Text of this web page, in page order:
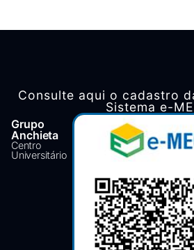
Grupo
Anchieta
Centro
Universitário
Consulte aqui o cadastro
Sistema e-